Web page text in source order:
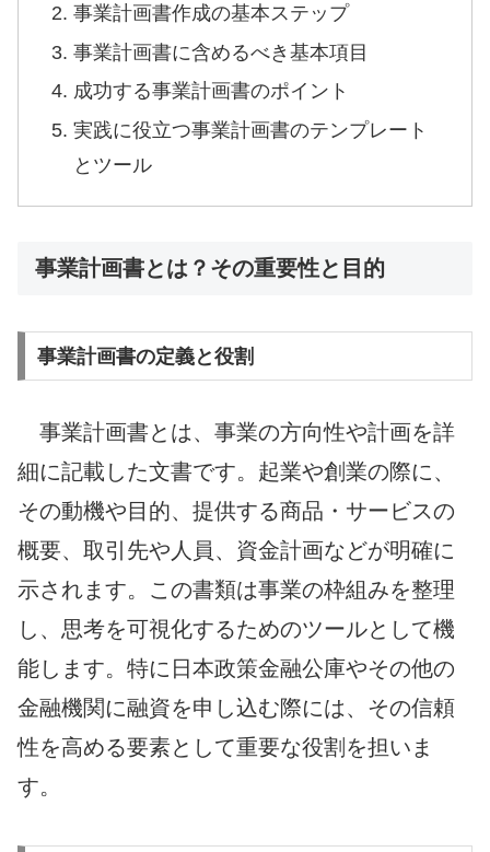
事業計画書作成の基本ステップ
事業計画書に含めるべき基本項目
成功する事業計画書のポイント
実践に役立つ事業計画書のテンプレート
とツール
事業計画書とは？その重要性と目的
事業計画書の定義と役割
事業計画書とは、事業の方向性や計画を詳
細に記載した文書です。起業や創業の際に、
その動機や目的、提供する商品・サービスの
概要、取引先や人員、資金計画などが明確に
示されます。この書類は事業の枠組みを整理
し、思考を可視化するためのツールとして機
能します。特に日本政策金融公庫やその他の
金融機関に融資を申し込む際には、その信頼
性を高める要素として重要な役割を担いま
す。